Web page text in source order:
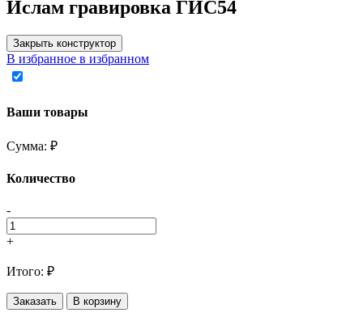
Ислам гравировка ГИС54
Закрыть конструктор
В избранное в избранном
Ваши товары
Сумма: ₽
Количество
-
+
Итого: ₽
Заказать В корзину